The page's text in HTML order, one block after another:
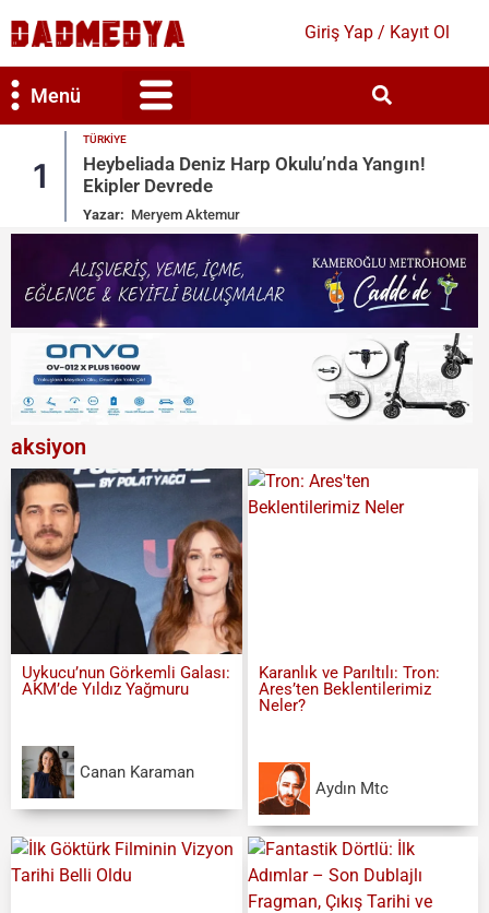
Giriş Yap / Kayıt Ol
Menü
TÜRKIYE
Heybeliada Deniz Harp Okulu’nda Yangın!
Ekipler Devrede
Meryem Aktemur
aksiyon
Uykucu’nun Görkemli Galası:
AKM’de Yıldız Yağmuru
Canan Karaman
Karanlık ve Parıltılı: Tron:
Ares’ten Beklentilerimiz
Neler?
Aydın Mtc